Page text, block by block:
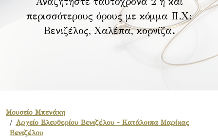
περισσότερους όρους με κόμμα Π.Χ:
Βενιζέλος, Χαλέπα, κορνίζα.
Μουσείο Μπενάκη
Αρχείο Ελευθερίου Βενιζέλου - Κατάλοιπα Μαρίκας
Βενιζέλου